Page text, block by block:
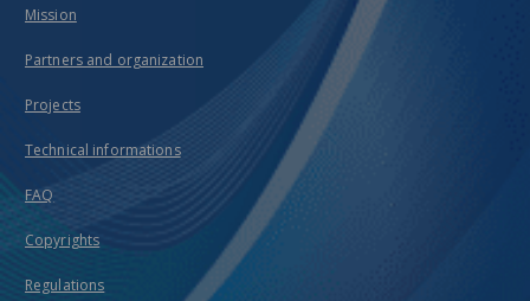
Mission
Partners and organization
Projects
Technical informations
FAQ
Copyrights
Regulations